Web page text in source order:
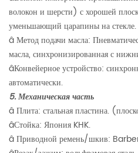
волокон и шерсти) с хорошей
уменьшающий царапины на стекле.
âМетод подачи масла:
масла, синхронизированная с
âКонвейерное устройство:
автоматически.
5. Механическая часть
âПлита: стальная пластина.
âСтойка: Япония KHK.
âПриводной ремень/шкив: